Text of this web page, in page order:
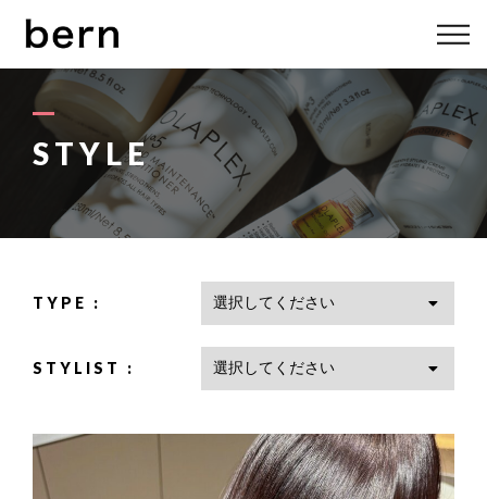
STYLE
TYPE :
STYLIST :
ABOUT US
MENU
STYLE
BLOG
ACCESS
bern 06-6136-6633